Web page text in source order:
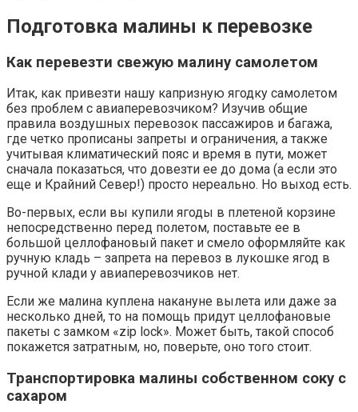
Подготовка малины к перевозке
Как перевезти свежую малину самолетом
Итак, как привезти нашу капризную ягодку самолетом
без проблем с авиаперевозчиком? Изучив общие
правила воздушных перевозок пассажиров и багажа,
где четко прописаны запреты и ограничения, а также
учитывая климатический пояс и время в пути, может
сначала показаться, что довезти ее до дома (а если это
еще и Крайний Север!) просто нереально. Но выход есть.
Во-первых, если вы купили ягоды в плетеной корзине
непосредственно перед полетом, поставьте ее в
большой целлофановый пакет и смело оформляйте как
ручную кладь – запрета на перевоз в лукошке ягод в
ручной клади у авиаперевозчиков нет.
Если же малина куплена накануне вылета или даже за
несколько дней, то на помощь придут целлофановые
пакеты с замком «zip lock». Может быть, такой способ
покажется затратным, но, поверьте, оно того стоит.
Транспортировка малины собственном соку с
сахаром